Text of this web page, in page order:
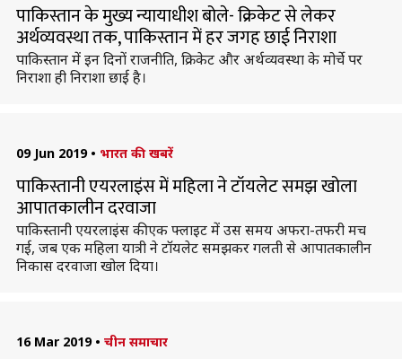
पाकिस्तान के मुख्य न्यायाधीश बोले- क्रिकेट से लेकर
अर्थव्यवस्था तक, पाकिस्तान में हर जगह छाई निराशा
पाकिस्तान में इन दिनों राजनीति, क्रिकेट और अर्थव्यवस्था के मोर्चे पर
निराशा ही निराशा छाई है।
09 Jun 2019 • भारत की खबरें
पाकिस्तानी एयरलाइंस में महिला ने टॉयलेट समझ खोला
आपातकालीन दरवाजा
पाकिस्तानी एयरलाइंस की एक फ्लाइट में उस समय अफरा-तफरी मच
गई, जब एक महिला यात्री ने टॉयलेट समझकर गलती से आपातकालीन
निकास दरवाजा खोल दिया।
16 Mar 2019 • चीन समाचार